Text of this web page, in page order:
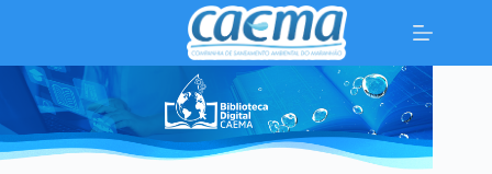
conteúdo